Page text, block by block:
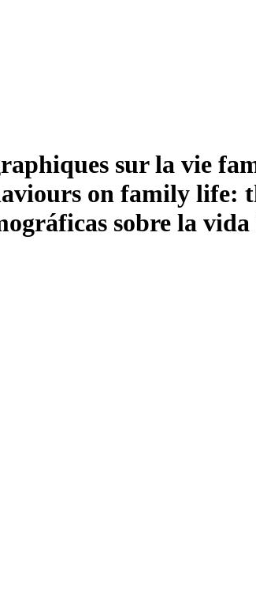
sur la vie
on family life:
sobre la